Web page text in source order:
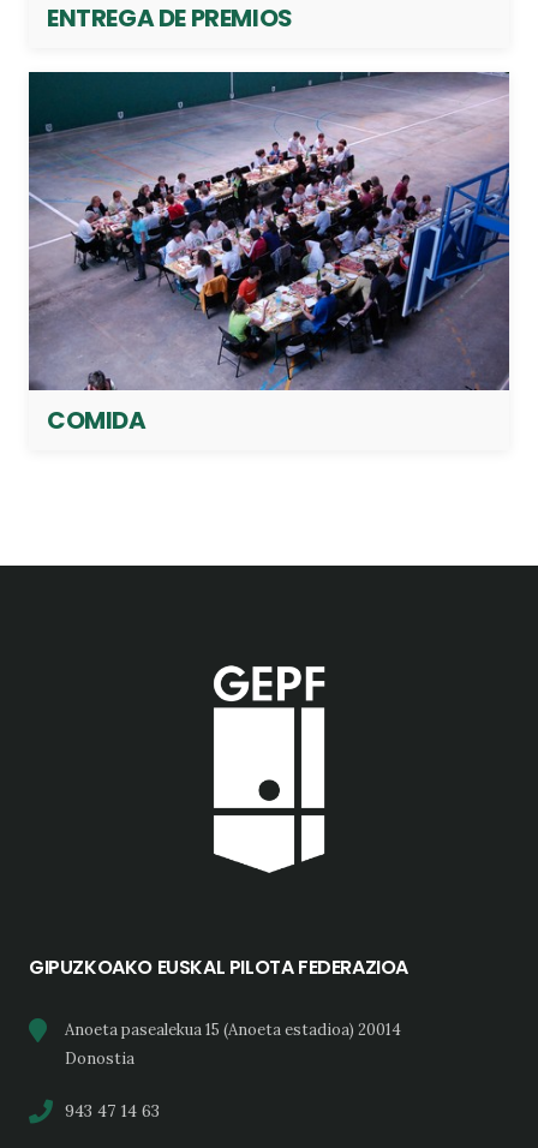
ENTREGA DE PREMIOS
COMIDA
GIPUZKOAKO EUSKAL PILOTA FEDERAZIOA
Anoeta pasealekua 15 (Anoeta estadioa) 20014
Donostia
943 47 14 63